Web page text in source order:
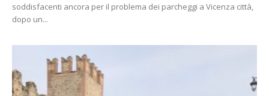
soddisfacenti ancora per il problema dei parcheggi a Vicenza città,
dopo un...